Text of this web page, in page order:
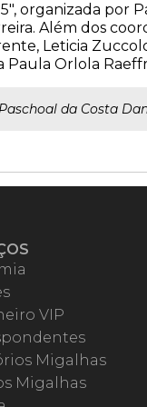
organizada por
Além dos
Leticia
Paula Orlola
da Costa
VIP
Migalhas
Migalhas